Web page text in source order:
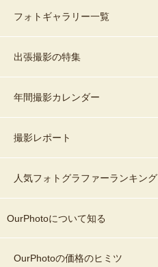
フォトギャラリー一覧
出張撮影の特集
年間撮影カレンダー
撮影レポート
人気フォトグラファーランキング
OurPhotoについて知る
OurPhotoの価格のヒミツ